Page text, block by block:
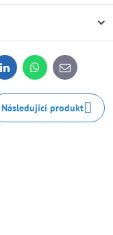
LinkedInWhatsApp
E-
mail
Následující produkt